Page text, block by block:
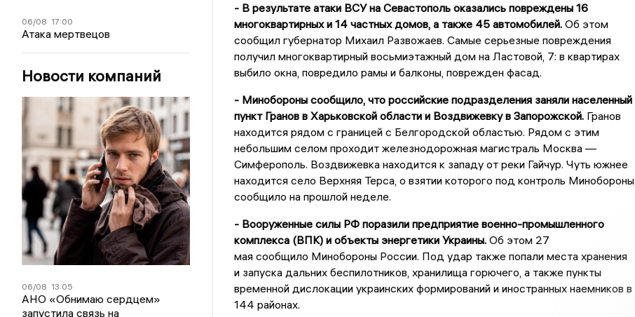
06/08 17:00
Атака мертвецов
Новости компаний
06/08 13:05
АНО «Обнимаю сердцем»
запустила связь на
- В результате атаки ВСУ на Севастополь оказались повреждены 16
многоквартирных и 14 частных домов, а также 45 автомобилей.Об этом
сообщил губернатор Михаил Развожаев. Самые серьезные повреждения
получил многоквартирный восьмиэтажный дом на Ластовой, 7: в квартирах
выбило окна, повредило рамы и балконы, поврежден фасад.
- Минобороны сообщило, что российские подразделения заняли населенный
пункт Гранов в Харьковской области и Воздвижевку в Запорожской.Гранов
находится рядом с границей с Белгородской областью. Рядом с этим
небольшим селом проходит железнодорожная магистраль Москва —
Симферополь. Воздвижевка находится к западу от реки Гайчур. Чуть южнее
находится село Верхняя Терса, о взятии которого под контроль Минобороны
сообщило на прошлой неделе.
- Вооруженные силы РФ поразили предприятие военно-промышленного
комплекса (ВПК) и объекты энергетики Украины.Об этом 27
мая сообщило Минобороны России. Под удар также попали места хранения
и запуска дальних беспилотников, хранилища горючего, а также пункты
временной дислокации украинских формирований и иностранных наемников в
144 районах.